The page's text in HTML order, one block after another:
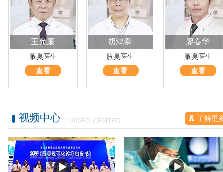
王允廉
腋臭医生
查看
胡鸿泰
腋臭医生
查看
廖春华
腋臭医生
查看
视频中心 / VIDEO CENTER 了解更